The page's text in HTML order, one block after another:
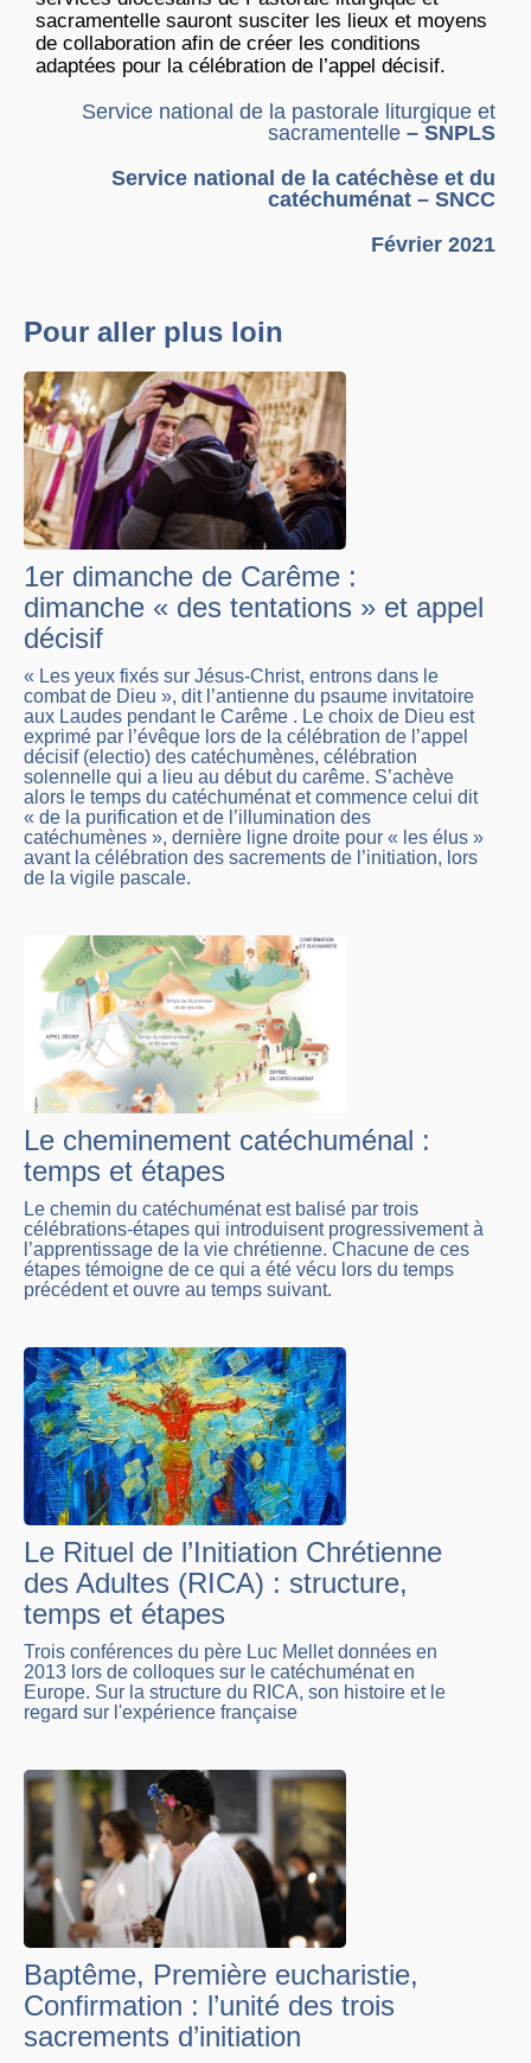
sacramentelle sauront susciter les lieux et moyens
de collaboration afin de créer les conditions
adaptées pour la célébration de l’appel décisif.
Service national de la pastorale liturgique et
sacramentelle – SNPLS
Service national de la catéchèse et du
catéchuménat – SNCC
Février 2021
Pour aller plus loin
1er dimanche de Carême :
dimanche « des tentations » et appel
décisif
« Les yeux fixés sur Jésus-Christ, entrons dans le
combat de Dieu », dit l’antienne du psaume invitatoire
aux Laudes pendant le Carême . Le choix de Dieu est
exprimé par l’évêque lors de la célébration de l’appel
décisif (electio) des catéchumènes, célébration
solennelle qui a lieu au début du carême. S’achève
alors le temps du catéchuménat et commence celui dit
« de la purification et de l’illumination des
catéchumènes », dernière ligne droite pour « les élus »
avant la célébration des sacrements de l’initiation, lors
de la vigile pascale.
Le cheminement catéchuménal :
temps et étapes
Le chemin du catéchuménat est balisé par trois
célébrations-étapes qui introduisent progressivement à
l’apprentissage de la vie chrétienne. Chacune de ces
étapes témoigne de ce qui a été vécu lors du temps
précédent et ouvre au temps suivant.
Le Rituel de l’Initiation Chrétienne
des Adultes (RICA) : structure,
temps et étapes
Trois conférences du père Luc Mellet données en
2013 lors de colloques sur le catéchuménat en
Europe. Sur la structure du RICA, son histoire et le
regard sur l'expérience française
Baptême, Première eucharistie,
Confirmation : l’unité des trois
sacrements d’initiation